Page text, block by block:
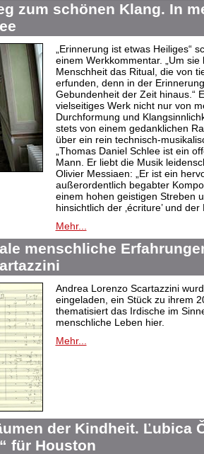
zum schönen Klang. In
„Erinnerung ist etwas Heiliges“
einem Werkkommentar. „Um
Menschheit das Ritual, die von
erfunden, denn in der
Gebundenheit der Zeit hinaus.“
vielseitiges Werk nicht nur von
Durchformung und
stets von einem gedanklichen
über ein rein technisch-
„Thomas Daniel Schlee ist ein
Mann. Er liebt die Musik
Olivier Messiaen: „Er ist ein
außerordentlich begabter
einem hohen geistigen Streben
hinsichtlich der ‚écriture’ und der
Mehr...
menschliche
Andrea Lorenzo Scartazzini
eingeladen, ein Stück zu ihrem
thematisiert das Irdische im
menschliche Leben hier.
Mehr...
der Kindheit. Ľubica
für Houston